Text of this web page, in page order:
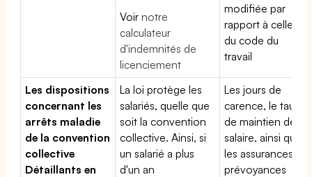
Voirnotre
calculateur
d'indemnités de
licenciement
modifiée par
rapport à celle
du code du
travail
Les dispositions
concernant les
arrêts maladie
de la convention
collective
Détaillants en
La loi protège les
salariés, quelle que
soit la convention
collective. Ainsi, si
un salarié a plus
d'un an
Les jours de
carence, le taux
de maintien de
salaire, ainsi que
les assurances
prévoyances